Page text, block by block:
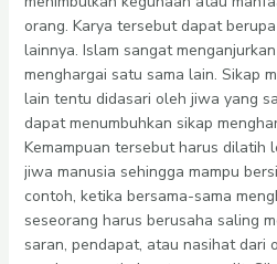
orang. Karya tersebut dapat
lainnya. Islam sangat
menghargai satu sama lain. Sikap
lain tentu didasari oleh jiwa yang
dapat menumbuhkan sikap
Kemampuan tersebut harus dilatih
jiwa manusia sehingga mampu
contoh, ketika bersama-sama
seseorang harus berusaha saling
saran, pendapat, atau nasihat dari